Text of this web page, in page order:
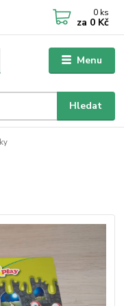
Menu
Hledat
0 ks
za 0 Kč